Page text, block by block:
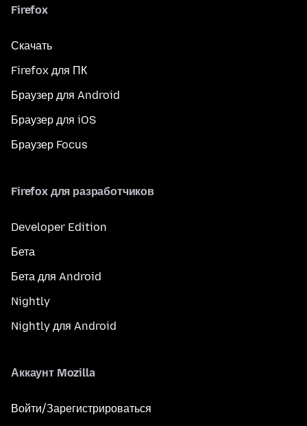
Firefox
Скачать
Firefox для ПК
Браузер для Android
Браузер для iOS
Браузер Focus
Firefox для разработчиков
Developer Edition
Бета
Бета для Android
Nightly
Nightly для Android
Аккаунт Mozilla
Войти/Зарегистрироваться